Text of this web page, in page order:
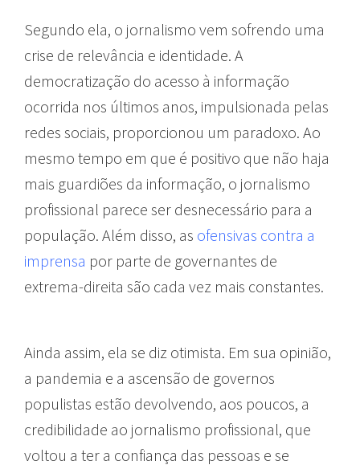
Segundo ela, o jornalismo vem sofrendo uma
crise de relevância e identidade. A
democratização do acesso à informação
ocorrida nos últimos anos, impulsionada pelas
redes sociais, proporcionou um paradoxo. Ao
mesmo tempo em que é positivo que não haja
mais guardiões da informação, o jornalismo
profissional parece ser desnecessário para a
população. Além disso, as ofensivas contra a
imprensa por parte de governantes de
extrema-direita são cada vez mais constantes.
Ainda assim, ela se diz otimista. Em sua opinião,
a pandemia e a ascensão de governos
populistas estão devolvendo, aos poucos, a
credibilidade ao jornalismo profissional, que
voltou a ter a confiança das pessoas e se